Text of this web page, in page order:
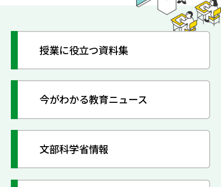
授業に役立つ資料集
今がわかる教育ニュース
文部科学省情報